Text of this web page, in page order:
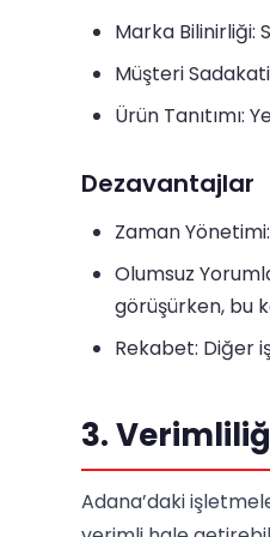
Marka Bilinirliği:
Müşteri
Ürün Tanıtımı:
Dezavantajlar
Zaman
Olumsuz
görüşürken, bu
Rekabet: Diğer
3.
Adana’daki